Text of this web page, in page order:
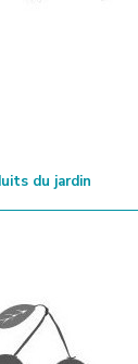
du jardin